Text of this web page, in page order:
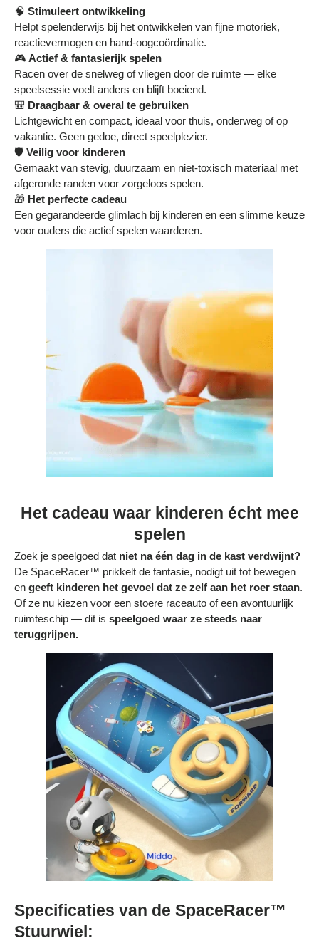
🧠 Stimuleert ontwikkeling
Helpt spelenderwijs bij het ontwikkelen van fijne motoriek,
reactievermogen en hand-oogcoördinatie.
🎮 Actief & fantasierijk spelen
Racen over de snelweg of vliegen door de ruimte — elke
speelsessie voelt anders en blijft boeiend.
🎒 Draagbaar & overal te gebruiken
Lichtgewicht en compact, ideaal voor thuis, onderweg of op
vakantie. Geen gedoe, direct speelplezier.
🛡️ Veilig voor kinderen
Gemaakt van stevig, duurzaam en niet-toxisch materiaal met
afgeronde randen voor zorgeloos spelen.
🎁 Het perfecte cadeau
Een gegarandeerde glimlach bij kinderen en een slimme keuze
voor ouders die actief spelen waarderen.
Het cadeau waar kinderen écht mee
spelen
Zoek je speelgoed dat niet na één dag in de kast verdwijnt?
De SpaceRacer™ prikkelt de fantasie, nodigt uit tot bewegen
en geeft kinderen het gevoel dat ze zelf aan het roer staan.
Of ze nu kiezen voor een stoere raceauto of een avontuurlijk
ruimteschip — dit is speelgoed waar ze steeds naar
teruggrijpen.
Specificaties van de SpaceRacer™
Stuurwiel: